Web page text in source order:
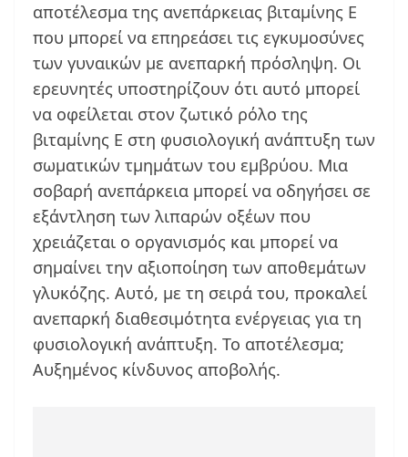
αποτέλεσμα της ανεπάρκειας βιταμίνης Ε
που μπορεί να επηρεάσει τις εγκυμοσύνες
των γυναικών με ανεπαρκή πρόσληψη. Οι
ερευνητές υποστηρίζουν ότι αυτό μπορεί
να οφείλεται στον ζωτικό ρόλο της
βιταμίνης Ε στη φυσιολογική ανάπτυξη των
σωματικών τμημάτων του εμβρύου. Μια
σοβαρή ανεπάρκεια μπορεί να οδηγήσει σε
εξάντληση των λιπαρών οξέων που
χρειάζεται ο οργανισμός και μπορεί να
σημαίνει την αξιοποίηση των αποθεμάτων
γλυκόζης. Αυτό, με τη σειρά του, προκαλεί
ανεπαρκή διαθεσιμότητα ενέργειας για τη
φυσιολογική ανάπτυξη. Το αποτέλεσμα;
Αυξημένος κίνδυνος αποβολής.